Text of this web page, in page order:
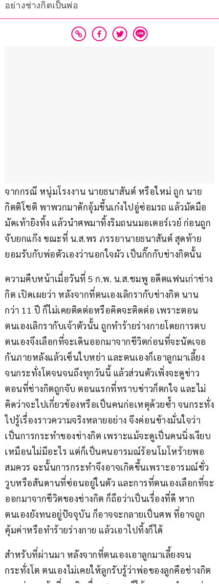
อย่างช่างกิตเป็นพ่อ
จากกรณี หนุ่มโรงงาน นายธนาสันต์ หรือใหม่ ถูก นาย
กิตติโชติ พาพวกมาดักอุ้มขึ้นเก๋งไปอู่ซ่อมรถ แล้วมัดมือ
มัดเท้ายิงทิ้ง แล้วนำศพมาทิ้งริมถนนมอเตอร์เวย์ ก่อนถูก
จับยกแก๊ง ขณะที่ น.ส.พร ภรรยานายธนาสันต์ สุดท้าย
ยอมรับกับพ่อตัวเองว่านอกใจผัว เป็นกิ๊กกับช่างกิตนั้น
ความคืบหน้าเมื่อวันที่ 5 ก.พ. น.ส.ชมพู อดีตแฟนเก่าช่าง
กิต เปิดเผยว่า หลังจากที่ตนเองเลิกรากับช่างกิต นาน
กว่า 11 ปี ก็ไม่เคยติดต่อหรือคิดจะติดต่อ เพราะตอน
ตนเองเลิกรากับเจ้าตัวนั้น ถูกทำร้ายร่างกายโดยการตบ
ตนเองจึงเลือกที่จะเดินออกมาจากชีวิตก่อนที่จะนัดเจอ
กันภายหลังแล้วเซ็นใบหย่า และตนเองก็เอาลูกมาเลี้ยง
จนกระทั่งโตจนจนถึงทุกวันนี้ แล้วส่วนตัวเพิ่งจะดูข่าว
ตอนที่ช่างกิตถูกจับ ตอนแรกที่ทราบข่าวก็ตกใจ และไม่
คิดว่าจะไปเกี่ยวข้องหรือเป็นคนก่อเหตุด้วยซ้ำ จนกระทั่ง
ไปรู้เรื่องราวความจริงหลายอย่าง จึงค่อนข้างมั่นใจว่า
เป็นการกระทำของช่างกิต เพราะแม้จะดูเป็นคนนิ่งเงียบ
เหมือนไม่มีอะไร แต่ก็เป็นคนอารมณ์ร้อนโมโหร้ายพอ
สมควร ฉะนั้นการกระทำจึงอาจเกิดขึ้นเพราะอารมณ์ชั่ว
วูบหรือสันดานที่ซ่อนอยู่ในตัว และการที่ตนเองเลือกที่จะ
ออกมาจากชีวิตของช่างกิต ก็ถือว่าเป็นเรื่องที่ดี หาก
ตนเองยังทนอยู่ปัจจุบัน ก็อาจจะกลายเป็นศพ ที่อาจถูก
คุ้มค่าหรือทำร้ายร่างกาย แล้วเอาไปทิ้งก็ได้
สำหรับที่ผ่านมา หลังจากที่ตนเองเอาลูกมาเลี้ยงจน
กระทั่งโต ตนเองไม่เคยให้ลูกรับรู้ว่าพ่อของลูกคือช่างกิต